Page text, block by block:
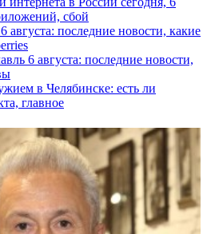
сбой
августа: последние новости, какие
6 августа: последние новости,
в Челябинске: есть ли
главное